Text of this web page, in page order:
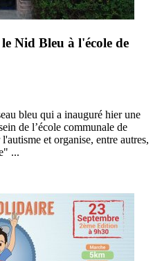
Nid Bleu à l'école de
bleu qui a inauguré hier une
de l’école communale de
et organise, entre autres,
...